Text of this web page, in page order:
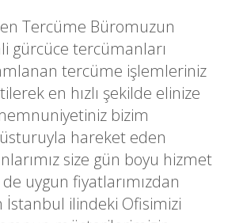
Tercüme Büromuzun
gürcüce tercümanları
tercüme işlemleriniz
en hızlı şekilde elinize
bizim
hareket eden
size gün boyu hizmet
uygun fiyatlarımızdan
ilindeki Ofisimizi